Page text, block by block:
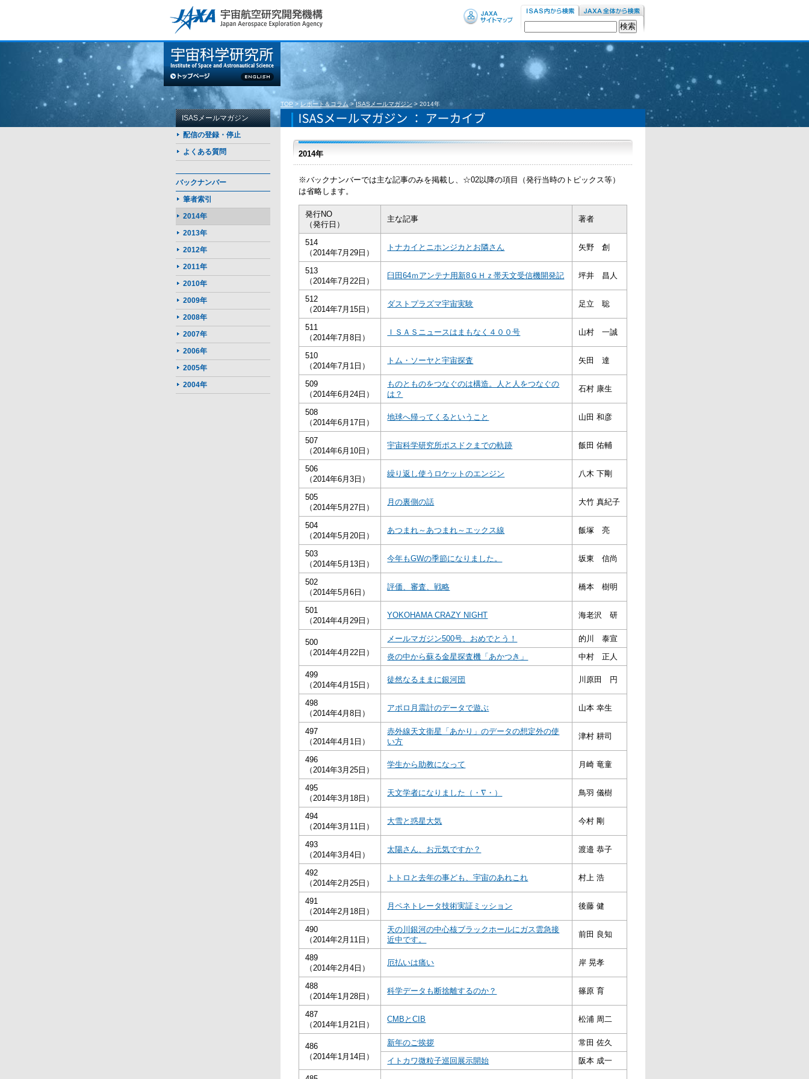
TOP > レポート＆コラム > ISASメールマガジン > 2014年
2014年
※バックナンバーでは主な記事のみを掲載し、☆02以降の項目（発行当時のトピックス等）
は省略します。
発行NO
（発行日）
主な記事 著者
514
（2014年7月29日）
トナカイとニホンジカとお隣さん 矢野 創
513
（2014年7月22日）
臼田64ｍアンテナ用新8ＧＨｚ帯天文受信機開発記 坪井 昌人
512
（2014年7月15日）
ダストプラズマ宇宙実験 足立 聡
511
（2014年7月8日）
ＩＳＡＳニュースはまもなく４００号 山村 一誠
510
（2014年7月1日）
トム・ソーヤと宇宙探査 矢田 達
509
（2014年6月24日）
ものとものをつなぐのは構造。人と人をつなぐの
は？
石村 康生
508
（2014年6月17日）
地球へ帰ってくるということ 山田 和彦
507
（2014年6月10日）
宇宙科学研究所ポスドクまでの軌跡 飯田 佑輔
506
（2014年6月3日）
繰り返し使うロケットのエンジン 八木 下剛
505
（2014年5月27日）
月の裏側の話 大竹 真紀子
504
（2014年5月20日）
あつまれ～あつまれ～エックス線 飯塚 亮
503
（2014年5月13日）
今年もGWの季節になりました。 坂東 信尚
502
（2014年5月6日）
評価、審査、戦略 橋本 樹明
501
（2014年4月29日）
YOKOHAMA CRAZY NIGHT 海老沢 研
500
（2014年4月22日）
メールマガジン500号、おめでとう！
的川 泰宣
炎の中から蘇る金星探査機「あかつき」
中村 正人
499
（2014年4月15日）
徒然なるままに銀河団 川原田 円
498
（2014年4月8日）
アポロ月震計のデータで遊ぶ 山本 幸生
497
（2014年4月1日）
赤外線天文衛星「あかり」のデータの想定外の使
い方
津村 耕司
496
（2014年3月25日）
学生から助教になって 月崎 竜童
495
（2014年3月18日）
天文学者になりました（・∇・） 鳥羽 儀樹
494
（2014年3月11日）
大雪と惑星大気 今村 剛
493
（2014年3月4日）
太陽さん、お元気ですか？ 渡邉 恭子
492
（2014年2月25日）
トトロと去年の事ども、宇宙のあれこれ 村上 浩
491
（2014年2月18日）
月ペネトレータ技術実証ミッション 後藤 健
490
（2014年2月11日）
天の川銀河の中心核ブラックホールにガス雲急接
近中です。
前田 良知
489
（2014年2月4日）
厄払いは痛い 岸 晃孝
488
（2014年1月28日）
科学データも断捨離するのか？ 篠原 育
487
（2014年1月21日）
CMBとCIB 松浦 周二
486
（2014年1月14日）
新年のご挨拶
常田 佐久
イトカワ微粒子巡回展示開始
阪本 成一
ISASメールマガジン
配信の登録・停止
よくある質問
バックナンバー
筆者索引
2014年
2013年
2012年
2011年
2010年
2009年
2008年
2007年
2006年
2005年
2004年